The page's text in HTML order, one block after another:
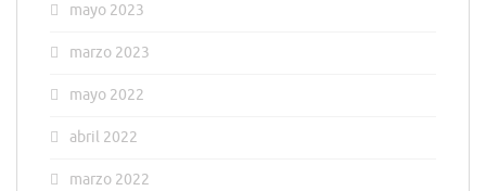
mayo 2023
marzo 2023
mayo 2022
abril 2022
marzo 2022